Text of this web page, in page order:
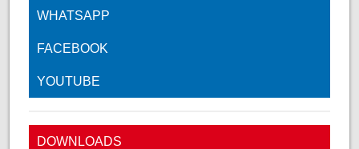
WHATSAPP
FACEBOOK
YOUTUBE
DOWNLOADS